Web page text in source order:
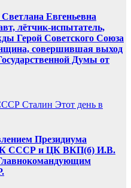
Светлана Евгеньевна
лётчик-испытатель,
Герой Советского Союза
совершившая выход
Думы от
Сталин Этот день в
Президиума
СССР и ЦК ВКП(б) И.В.